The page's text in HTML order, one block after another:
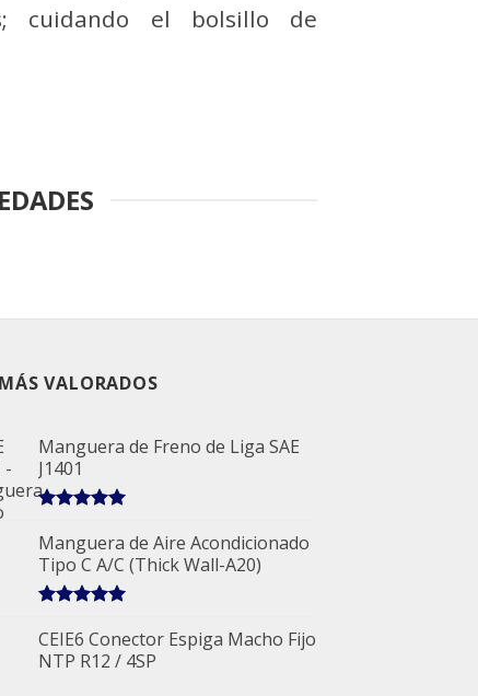
cuidando el bolsillo de
VALORADOS
Manguera de Freno de Liga SAE
J1401
Manguera de Aire Acondicionado
Tipo C A/C (Thick Wall-A20)
CEIE6 Conector Espiga Macho Fijo
NTP R12 / 4SP